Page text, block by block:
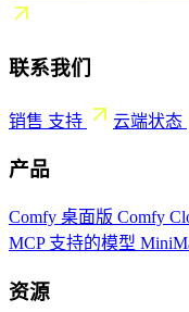
联系我们
销售 支持 云端状态
产品
Comfy 桌面版 Comfy
MCP 支持的模型
资源